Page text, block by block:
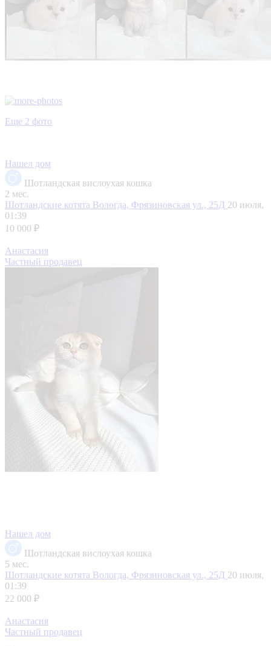
Еще 2 фото
Нашел дом
Шотландская вислоухая кошка
2 мес.
Шотландские котята Вологда, Фрязиновская ул., 25Д 20 июля,
01:39
10 000 ₽
Анастасия
Частный продавец
Нашел дом
Шотландская вислоухая кошка
5 мес.
Шотландские котята Вологда, Фрязиновская ул., 25Д 20 июля,
01:39
22 000 ₽
Анастасия
Частный продавец